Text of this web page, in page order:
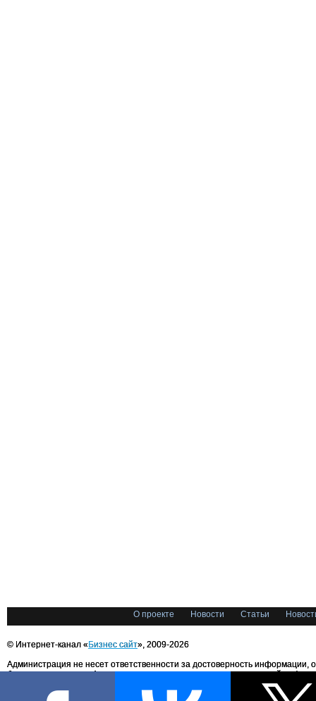
О проекте Новости Статьи
© Интернет-канал «Бизнес сайт», 2009-2026
Администрация не несет ответственности за достоверность информации,
блоггерами портала. Администрация не предоставляет справочной
Все права на любые материалы, опубликованные на сайте, защищены в